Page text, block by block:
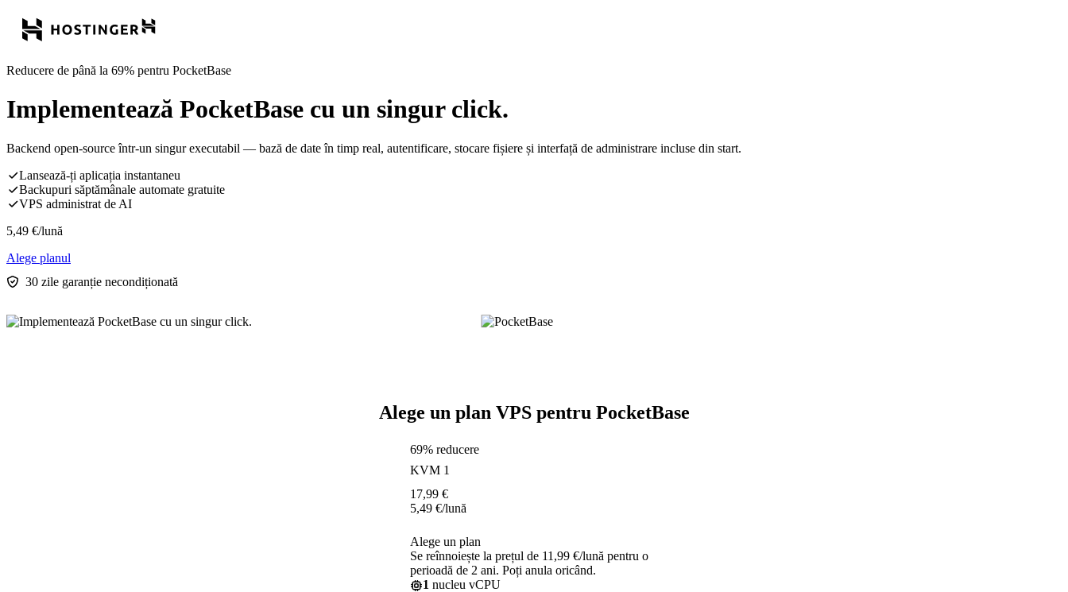
Reducere de până la 69% pentru PocketBase
Implementează PocketBase cu un singur click.
Backend open-source într-un singur executabil — bază de date în timp real, autentificare, stocare fișiere și interfață de administrare incluse din start.
Lansează-ți aplicația instantaneu
Backupuri săptămânale automate gratuite
VPS administrat de AI
5,49 €/lună
Alege planul
30 zile garanție necondiționată
Alege un plan VPS pentru PocketBase
69% reducere
KVM 1
17,99 €
5,49 €/lună
Alege un plan
Se reînnoiește la prețul de 11,99 €/lună pentru o
perioadă de 2 ani. Poți anula oricând.
1 nucleu vCPU